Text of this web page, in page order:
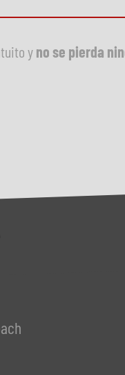
yno se pierda